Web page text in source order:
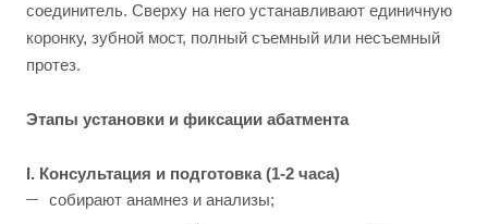
соединитель. Сверху на него устанавливают единичную
коронку, зубной мост, полный съемный или несъемный
протез.
Этапы установки и фиксации абатмента
I. Консультация и подготовка (1-2 часа)
собирают анамнез и анализы;